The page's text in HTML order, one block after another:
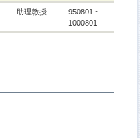
助理教授
950801 ~
1000801